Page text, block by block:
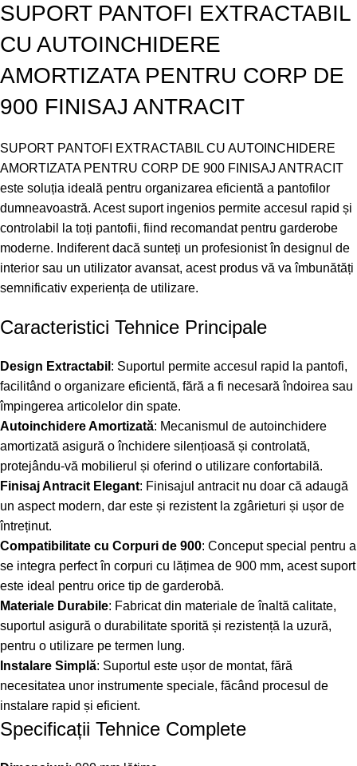
SUPORT PANTOFI EXTRACTABIL
CU AUTOINCHIDERE
AMORTIZATA PENTRU CORP DE
900 FINISAJ ANTRACIT
SUPORT PANTOFI EXTRACTABIL CU AUTOINCHIDERE
AMORTIZATA PENTRU CORP DE 900 FINISAJ ANTRACIT
este soluția ideală pentru organizarea eficientă a pantofilor
dumneavoastră. Acest suport ingenios permite accesul rapid și
controlabil la toți pantofii, fiind recomandat pentru garderobe
moderne. Indiferent dacă sunteți un profesionist în designul de
interior sau un utilizator avansat, acest produs vă va îmbunătăți
semnificativ experiența de utilizare.
Caracteristici Tehnice Principale
Design Extractabil : Suportul permite accesul rapid la pantofi,
facilitând o organizare eficientă, fără a fi necesară îndoirea sau
împingerea articolelor din spate.
Autoinchidere Amortizată: Mecanismul de autoinchidere
amortizată asigură o închidere silențioasă și controlată,
protejându-vă mobilierul și oferind o utilizare confortabilă.
Finisaj Antracit Elegant: Finisajul antracit nu doar că adaugă
un aspect modern, dar este și rezistent la zgârieturi și ușor de
întreținut.
Compatibilitate cu Corpuri de 900: Conceput special pentru a
se integra perfect în corpuri cu lățimea de 900 mm, acest suport
este ideal pentru orice tip de garderobă.
Materiale Durabile: Fabricat din materiale de înaltă calitate,
suportul asigură o durabilitate sporită și rezistență la uzură,
pentru o utilizare pe termen lung.
Instalare Simplă: Suportul este ușor de montat, fără
necesitatea unor instrumente speciale, făcând procesul de
instalare rapid și eficient.
Specificații Tehnice Complete